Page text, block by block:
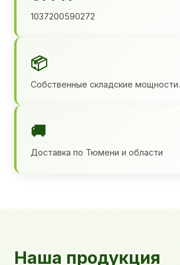
1037200590272
📦
Собственные складские мощности.
🚚
Доставка по Тюмени и области
Наша продукция